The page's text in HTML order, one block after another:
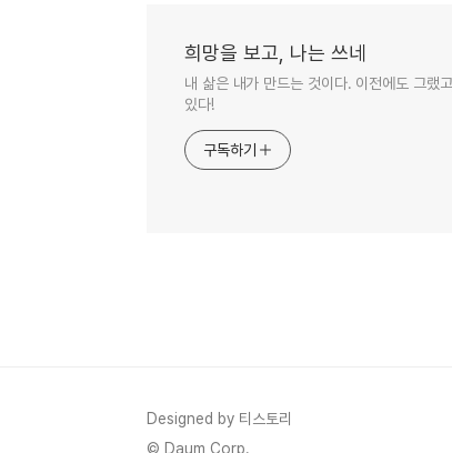
희망을 보고, 나는 쓰네
내 삶은 내가 만드는 것이다. 이전에도 그랬
있다!
구독하기
Designed by 티스토리
© Daum Corp.